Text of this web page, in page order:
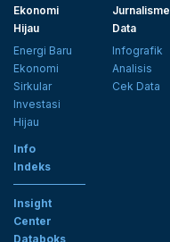
Ekonomi
Hijau
Energi Baru
Ekonomi
Sirkular
Investasi
Hijau
Jurnalisme
Data
Infografik
Analisis
Cek Data
Info
Indeks
Insight
Center
Databoks